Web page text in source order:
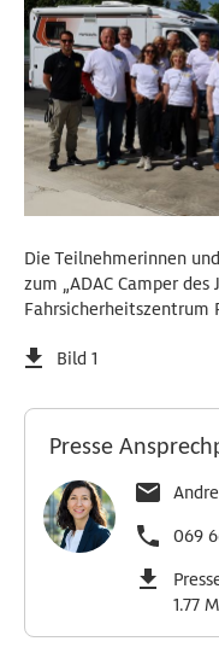
Die Teilnehmerinnen
zum „ADAC Camper des
Fahrsicherheitszentrum
Bild 1
Presse
069
1.77